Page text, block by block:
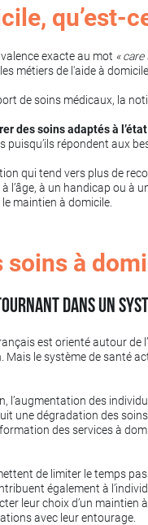
qu’est-
exacte au mot « care
métiers de l'aide à
de soins médicaux, la
des soins adaptés à
puisqu’ils répondent aux
qui tend vers plus de
l’âge, à un handicap ou
maintien à domicile.
soins à
dans un
est orienté autour
le système de santé
l’augmentation des
une dégradation des
des services à
de limiter le temps
également à
leur choix d’un
avec leur entourage.